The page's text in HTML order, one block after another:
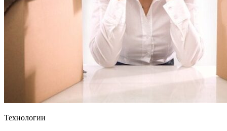
Технологии